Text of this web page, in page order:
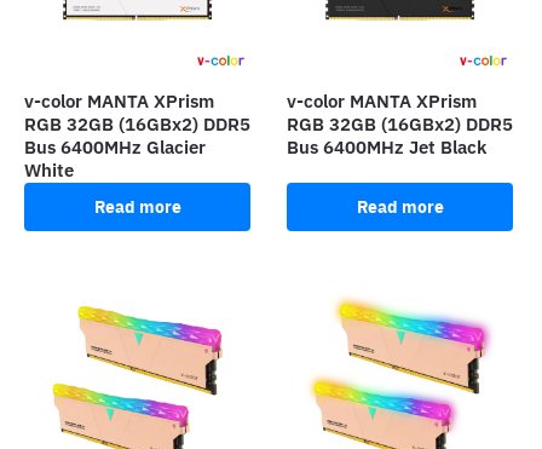
v-color MANTA XPrism
RGB 32GB (16GBx2) DDR5
Bus 6400MHz Glacier
White
Read more
v-color MANTA XPrism
RGB 32GB (16GBx2) DDR5
Bus 6400MHz Jet Black
Read more